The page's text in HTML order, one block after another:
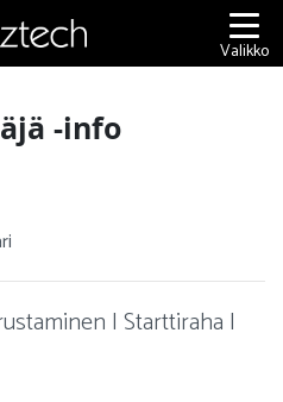
Valikko
-info
| Starttiraha |